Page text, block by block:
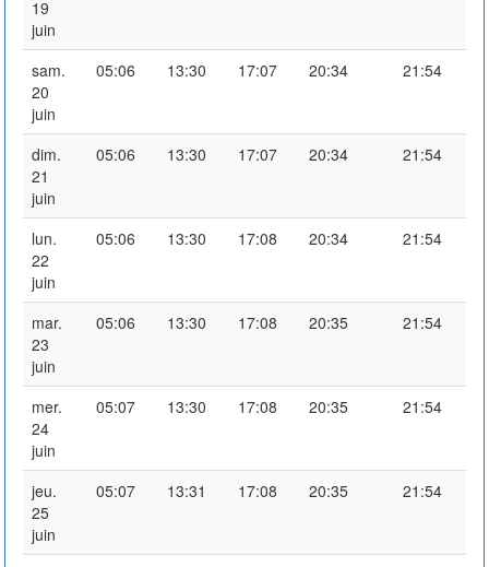
19
juin
sam.
20
juin
05:06 13:30 17:07 20:34 21:54
dim.
21
juin
05:06 13:30 17:07 20:34 21:54
lun.
22
juin
05:06 13:30 17:08 20:34 21:54
mar.
23
juin
05:06 13:30 17:08 20:35 21:54
mer.
24
juin
05:07 13:30 17:08 20:35 21:54
jeu.
25
juin
05:07 13:31 17:08 20:35 21:54